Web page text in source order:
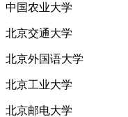
中国农业大学
北京交通大学
北京外国语大学
北京工业大学
北京邮电大学